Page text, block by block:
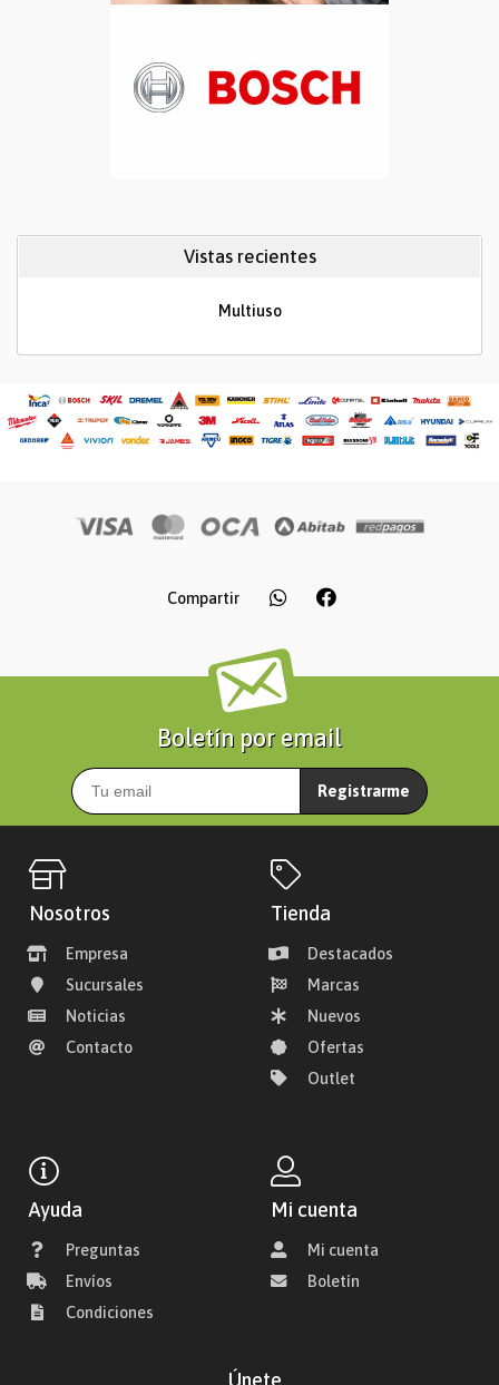
Vistas recientes
Multiuso
Compartir
Boletín por email
Registrarme
Nosotros
Empresa
Sucursales
Noticias
Contacto
Tienda
Destacados
Marcas
Nuevos
Ofertas
Outlet
Ayuda
Preguntas
Envíos
Condiciones
Mi cuenta
Mi cuenta
Boletín